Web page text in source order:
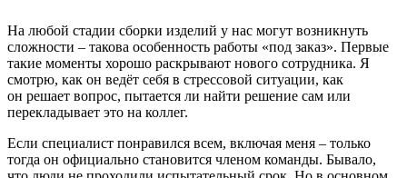
На любой стадии сборки изделий у нас могут возникнуть
сложности – такова особенность работы «под заказ». Первые
такие моменты хорошо раскрывают нового сотрудника. Я
смотрю, как он ведёт себя в стрессовой ситуации, как
он решает вопрос, пытается ли найти решение сам или
перекладывает это на коллег.
Если специалист понравился всем, включая меня – только
тогда он официально становится членом команды. Бывало,